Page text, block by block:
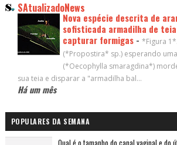
SAtualizadoNews
Nova espécie descrita de
sofisticada armadilha de
capturar formigas - *Figura
(*Propostira* sp.) esperando
(*Oecophylla smaragdina*)
sua teia e disparar a "armadilha bal...
Há um mês
POPULARES DA SEMANA